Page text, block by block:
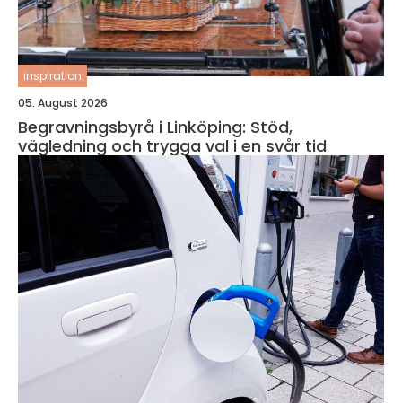
inspiration
05. August 2026
Begravningsbyrå i Linköping: Stöd,
vägledning och trygga val i en svår tid